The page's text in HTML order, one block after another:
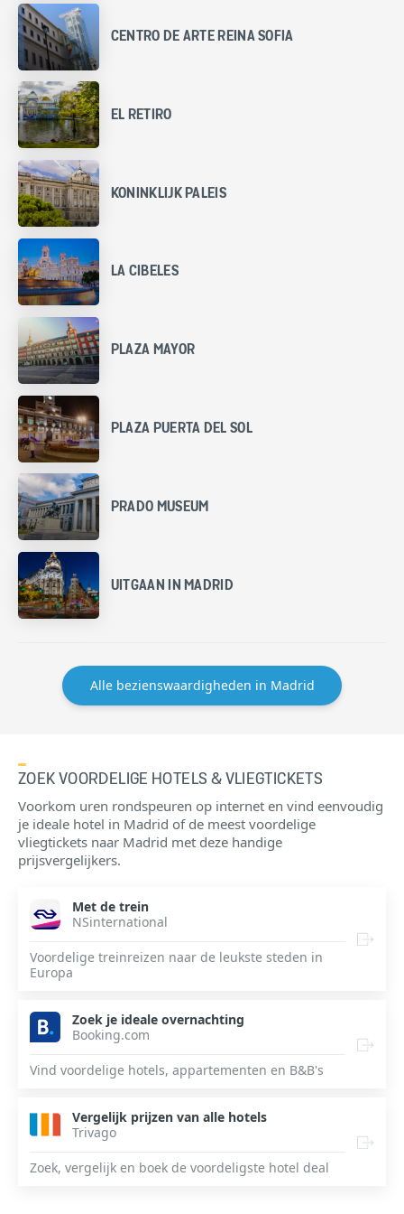
CENTRO DE ARTE REINA SOFIA
EL RETIRO
KONINKLIJK PALEIS
LA CIBELES
PLAZA MAYOR
PLAZA PUERTA DEL SOL
PRADO MUSEUM
UITGAAN IN MADRID
Alle bezienswaardigheden in Madrid
ZOEK VOORDELIGE HOTELS & VLIEGTICKETS
Voorkom uren rondspeuren op internet en vind eenvoudig
je ideale hotel in Madrid of de meest voordelige
vliegtickets naar Madrid met deze handige
prijsvergelijkers.
Met de trein
NSinternational
Voordelige treinreizen naar de leukste steden in
Europa
Zoek je ideale overnachting
Booking.com
Vind voordelige hotels, appartementen en B&B's
Vergelijk prijzen van alle hotels
Trivago
Zoek, vergelijk en boek de voordeligste hotel deal